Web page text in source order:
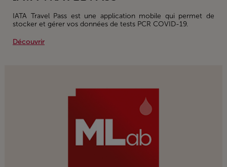
IATA Travel Pass est une application mobile qui permet de
stocker et gérer vos données de tests PCR COVID-19.
Découvrir